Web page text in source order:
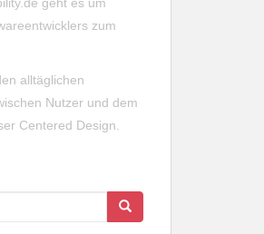
zum
alltäglichen
Nutzer und dem
Centered Design.